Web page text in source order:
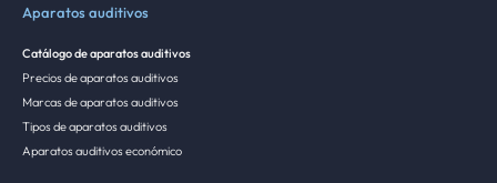
Aparatos auditivos
Catálogo de aparatos auditivos
Precios de aparatos auditivos
Marcas de aparatos auditivos
Tipos de aparatos auditivos
Aparatos auditivos económico